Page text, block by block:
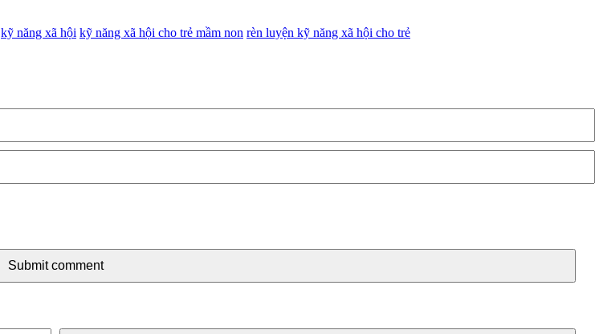
kỹ năng xã hội kỹ năng xã hội cho trẻ mầm non rèn luyện kỹ năng xã hội cho trẻ
Submit comment